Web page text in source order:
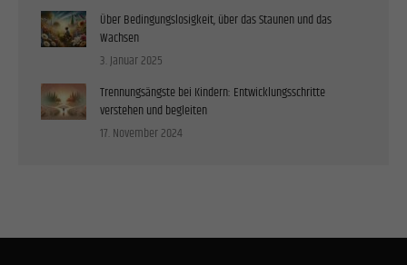
Über Bedingungslosigkeit, über das Staunen und das
Wachsen
3. Januar 2025
Trennungsängste bei Kindern: Entwicklungsschritte
verstehen und begleiten
17. November 2024